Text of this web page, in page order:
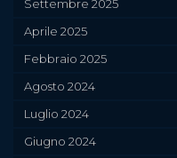
Settembre 2025
Aprile 2025
Febbraio 2025
Agosto 2024
Luglio 2024
Giugno 2024